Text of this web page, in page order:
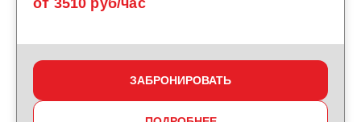
от 3510 руб/час
ЗАБРОНИРОВАТЬ